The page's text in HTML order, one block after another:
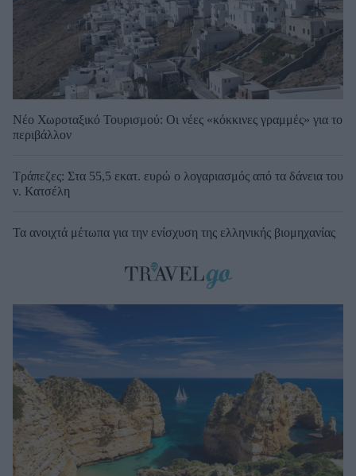
Νέο Χωροταξικό Τουρισμού: Οι νέες «κόκκινες γραμμές» για το
περιβάλλον
Τράπεζες: Στα 55,5 εκατ. ευρώ ο λογαριασμός από τα δάνεια του
ν. Κατσέλη
Τα ανοιχτά μέτωπα για την ενίσχυση της ελληνικής βιομηχανίας